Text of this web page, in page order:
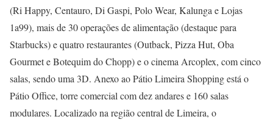
(Ri Happy, Centauro, Di Gaspi, Polo Wear, Kalunga e Lojas
1a99), mais de 30 operações de alimentação (destaque para
Starbucks) e quatro restaurantes (Outback, Pizza Hut, Oba
Gourmet e Botequim do Chopp) e o cinema Arcoplex, com cinco
salas, sendo uma 3D. Anexo ao Pátio Limeira Shopping está o
Pátio Office, torre comercial com dez andares e 160 salas
modulares. Localizado na região central de Limeira, o